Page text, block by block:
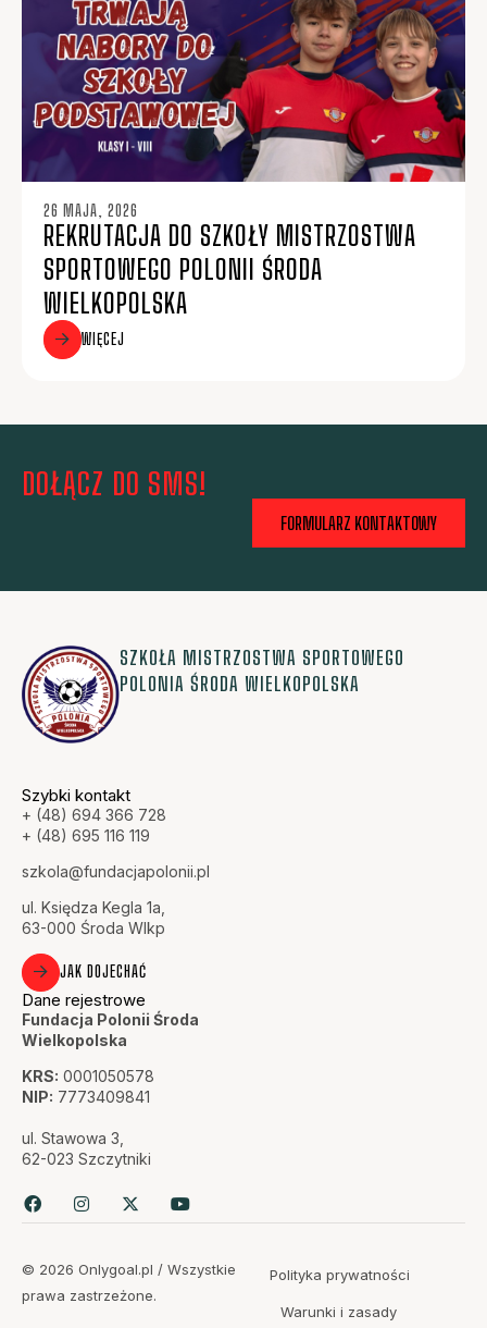
26 MAJA, 2026
REKRUTACJA DO SZKOŁY MISTRZOSTWA
SPORTOWEGO POLONII ŚRODA
WIELKOPOLSKA
WIĘCEJ
DOŁĄCZ DO SMS!
FORMULARZ KONTAKTOWY
SZKOŁA MISTRZOSTWA SPORTOWEGO
POLONIA ŚRODA WIELKOPOLSKA
Szybki kontakt
+ (48) 694 366 728
+ (48) 695 116 119
szkola@fundacjapolonii.pl
ul. Księdza Kegla 1a,
63-000 Środa Wlkp
JAK DOJECHAĆ
Dane rejestrowe
Fundacja Polonii Środa
Wielkopolska
KRS: 0001050578
NIP: 7773409841
ul. Stawowa 3,
62-023 Szczytniki
© 2026 Onlygoal.pl / Wszystkie
prawa zastrzeżone.
Polityka prywatności
Warunki i zasady